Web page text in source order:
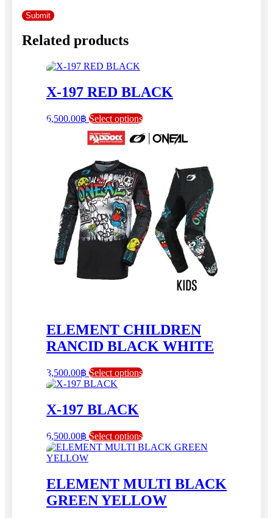
Related products
X-197 RED BLACK
6,500.00฿ Select optionsThis
has
The
options
may
be
chosen
on
the
product
ELEMENT CHILDREN
RANCID BLACK WHITE
3,500.00฿ Select optionsThis
options
may
on
the
product
X-197 BLACK
6,500.00฿ Select optionsThis
product
variants.
The
options
ELEMENT MULTI BLACK
GREEN YELLOW